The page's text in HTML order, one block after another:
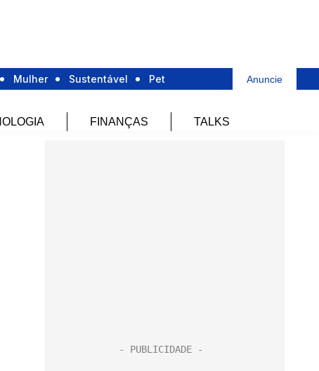
Mulher Sustentável Pet Anuncie
FINANÇAS TALKS